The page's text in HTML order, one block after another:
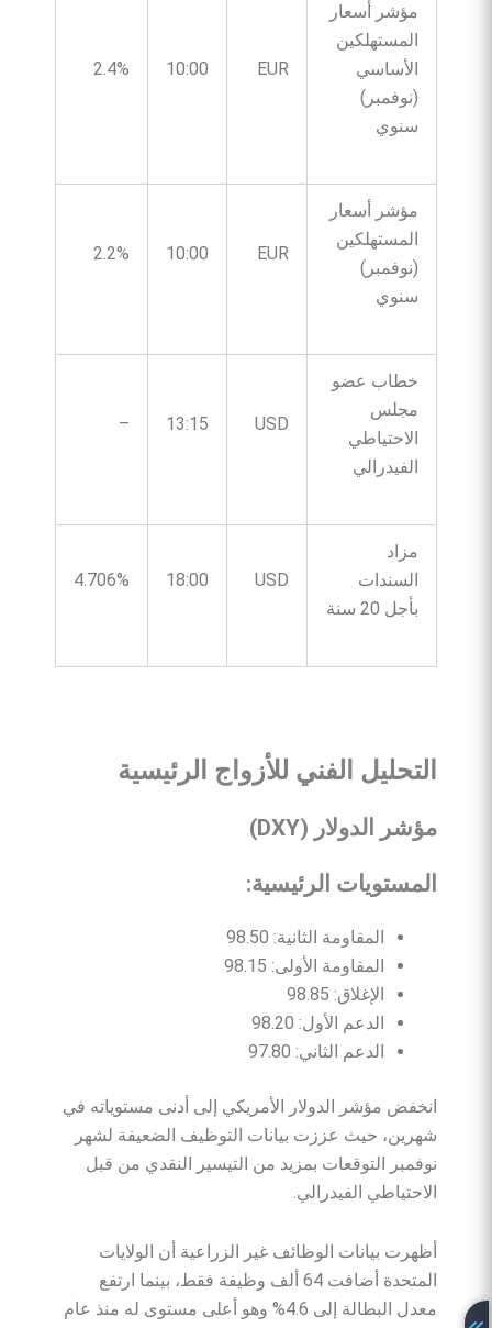
مؤشر أسعار
المستهلكين
الأساسي
(نوفمبر)
سنوي
EUR
10:00
2.4%
مؤشر أسعار
المستهلكين
(نوفمبر)
سنوي
EUR
10:00
2.2%
خطاب عضو
مجلس
الاحتياطي
الفيدرالي
USD
13:15
–
مزاد
السندات
بأجل 20 سنة
USD
18:00
4.706%
التحليل الفني للأزواج الرئيسية
مؤشر الدولار (DXY)
المستويات الرئيسية:
المقاومة الثانية: 98.50
المقاومة الأولى: 98.15
الإغلاق: 98.85
الدعم الأول: 98.20
الدعم الثاني: 97.80
انخفض مؤشر الدولار الأمريكي إلى أدنى مستوياته في
شهرين، حيث عززت بيانات التوظيف الضعيفة لشهر
نوفمبر التوقعات بمزيد من التيسير النقدي من قبل
الاحتياطي الفيدرالي.
أظهرت بيانات الوظائف غير الزراعية أن الولايات
المتحدة أضافت 64 ألف وظيفة فقط، بينما ارتفع
معدل البطالة إلى 4.6% وهو أعلى مستوى له منذ عام